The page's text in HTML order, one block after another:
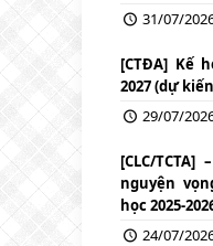
31/07/
[CTĐA] Kế
2027 (dự
29/07/
[CLC/
nguyện
học 2025-
24/07/